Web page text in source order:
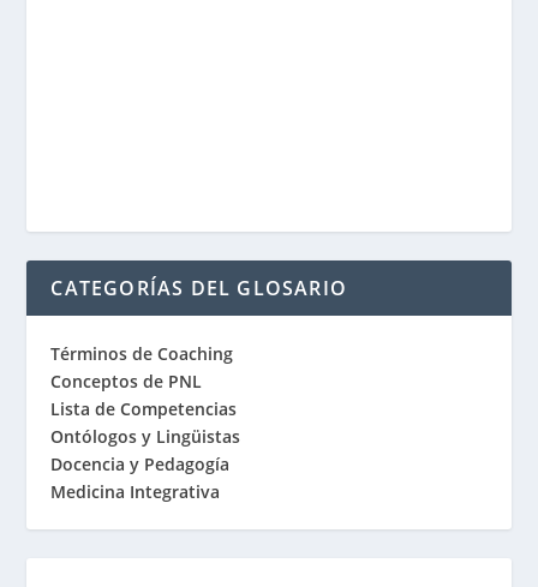
CATEGORÍAS DEL GLOSARIO
Términos de Coaching
Conceptos de PNL
Lista de Competencias
Ontólogos y Lingüistas
Docencia y Pedagogía
Medicina Integrativa